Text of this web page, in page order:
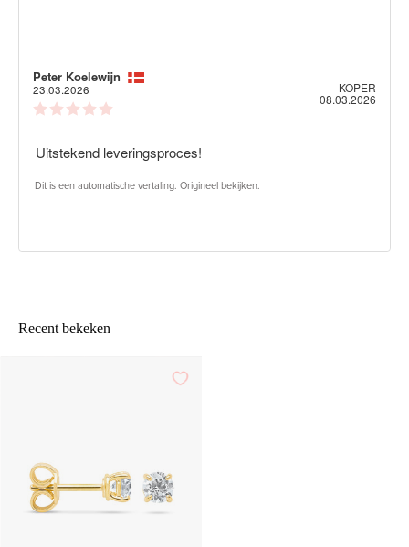
Auteur
van
deze
beoordeling:
Peter Koelewijn
23.03.2026
5
sterren
KOPER
08.03.2026
Beoordelingstekst:
Uitstekend leveringsproces!
Dit is een automatische vertaling. Origineel bekijken.
Recent bekeken